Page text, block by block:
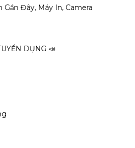
Gần Đây, Máy In, Camera
DỤNG 📣